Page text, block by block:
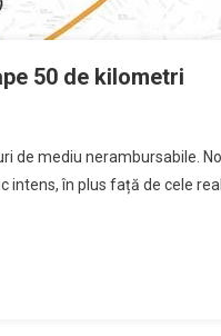
50 de kilometri
de mediu nerambursabile.
intens, în plus față de cele